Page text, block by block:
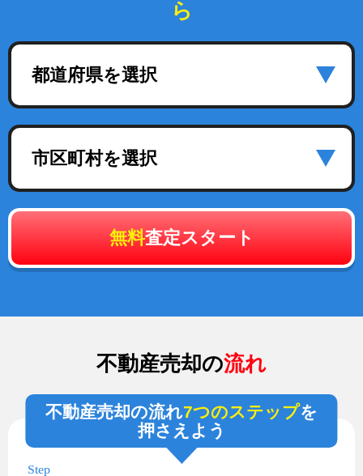
ら
都道府県を選択
市区町村を選択
無料査定スタート
不動産売却の流れ
不動産売却の流れ7つのステップを
押さえよう